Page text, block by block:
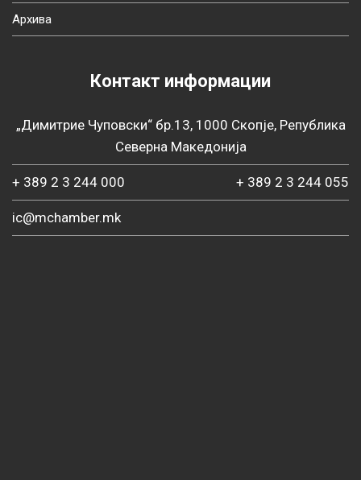
Архива
Контакт информации
„Димитрие Чуповски“ бр.13, 1000 Скопје, Република
Северна Македонија
+ 389 2 3 244 000 + 389 2 3 244 055
ic@mchamber.mk